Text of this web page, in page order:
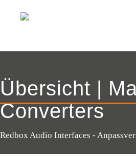
Übersicht |
Converters
Redbox Audio Interfaces -